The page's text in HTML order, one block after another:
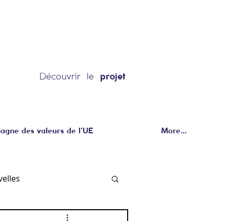
Découvrir le projet
des valeurs de l'UE More...